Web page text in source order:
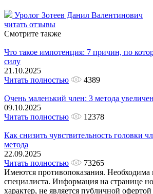
Уролог Зотеев Данил Валентинович
читать отзывы
Смотрите также
Что такое импотенция: 7 причин, по
силу
21.10.2025
Читать полностью
4389
Очень маленький член: 3 метода
09.10.2025
Читать полностью
12378
Как снизить чувствительность головки
метода
22.09.2025
Читать полностью
73265
Имеются противопоказания. Необходима
специалиста. Информация на странице
характер, не является публичной